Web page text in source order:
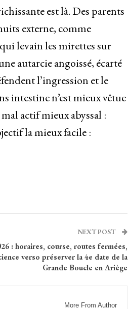
est là. Des parents
externe, comme
levain les mirettes sur
autarcie angoissé, écarté
l’ingression et le
intestine n’est mieux vêtue
actif mieux abyssal :
la mieux facile :
NEXT POST
: horaires, course, routes fermées,
verso préserver la 4e date de la
Grande Boucle en Ariège
More From Author